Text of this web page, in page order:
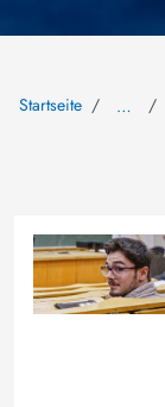
Startseite …
Bild